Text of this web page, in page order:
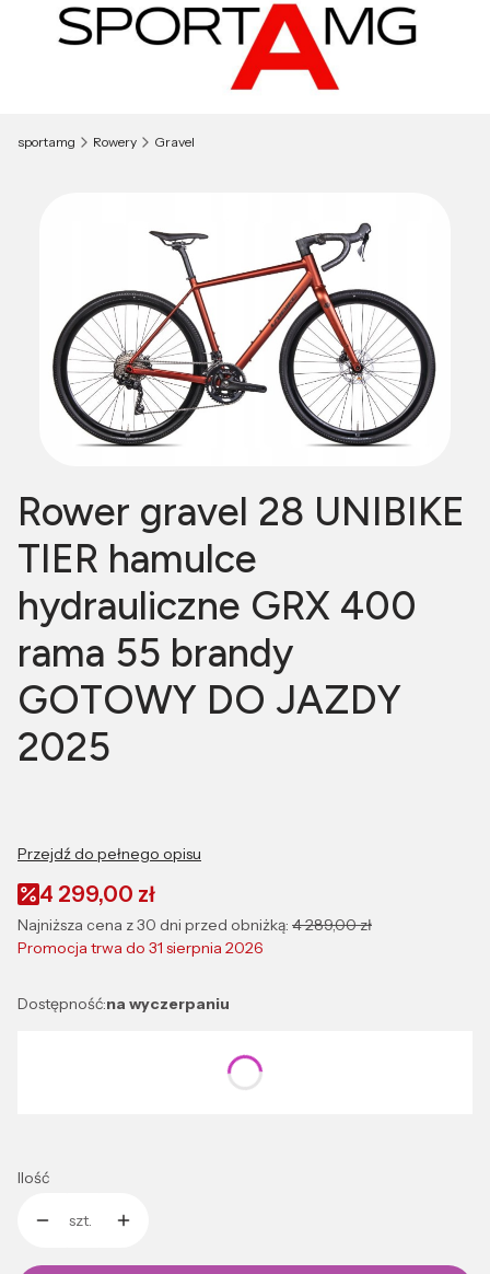
sportamg Rowery Gravel
Rower gravel 28 UNIBIKE
TIER hamulce
hydrauliczne GRX 400
rama 55 brandy
GOTOWY DO JAZDY
2025
Przejdź do pełnego opisu
4 299,00 zł
Najniższa cena z 30 dni przed obniżką: 4 289,00 zł
Promocja trwa do 31 sierpnia 2026
Dostępność:na wyczerpaniu
Poszczególne warianty mogą różnić się ceną
Ilość
szt.